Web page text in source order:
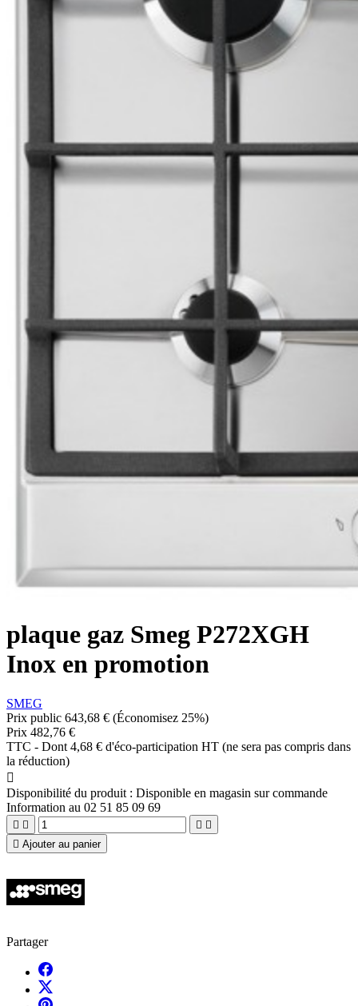
plaque gaz Smeg P272XGH
Inox en promotion
SMEG
Prix public 643,68 € (Économisez 25%)
Prix 482,76 €
TTC - Dont 4,68 € d'éco-participation HT (ne sera pas compris dans
la réduction)

Disponibilité du produit : Disponible en magasin sur commande
Information au 02 51 85 09 69
   
 Ajouter au panier
Partager